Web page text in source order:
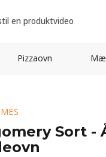
en produktvideo
Pizzaovn
Sort -